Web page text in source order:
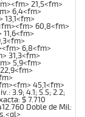
21,5<fm>
6,4<fm>
13,1<fm>
60,8<fm>
6,8<fm>
31,3<fm>
5,9<fm>
45,1<fm>
3.9; 4.1; 5.5; 2.2;
$ 7.710
Doble de Mil: